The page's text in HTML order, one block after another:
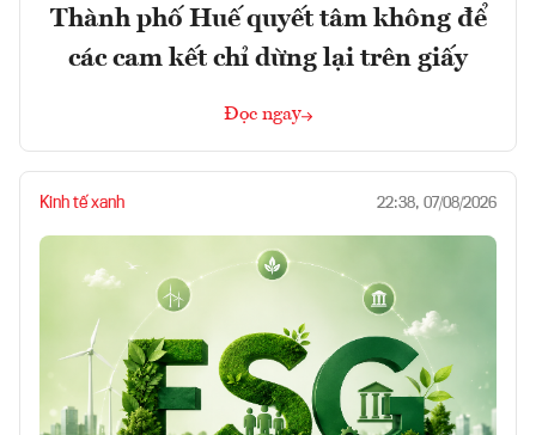
Thành phố Huế quyết tâm không để
các cam kết chỉ dừng lại trên giấy
Đọc ngay
Kinh tế xanh 22:38, 07/08/2026